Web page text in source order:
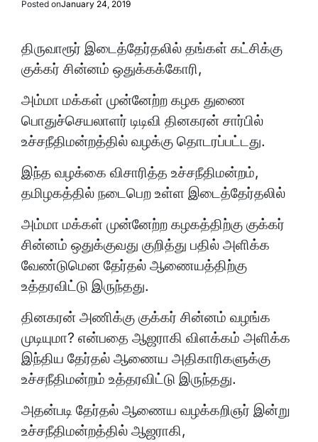
Posted onJanuary 24, 2019
திருவாரூர் இடைத்தேர்தலில் தங்கள் கட்சிக்கு
குக்கர் சின்னம் ஒதுக்கக்கோரி,
அம்மா மக்கள் முன்னேற்ற கழக துணை
பொதுச்செயலாளர் டிடிவி தினகரன் சார்பில்
உச்சநீதிமன்றத்தில் வழக்கு தொடரப்பட்டது.
இந்த வழக்கை விசாரித்த உச்சநீதிமன்றம்,
தமிழகத்தில் நடைபெற உள்ள இடைத்தேர்தலில்
அம்மா மக்கள் முன்னேற்ற கழகத்திற்கு குக்கர்
சின்னம் ஒதுக்குவது குறித்து பதில் அளிக்க
வேண்டுமென தேர்தல் ஆணையத்திற்கு
உத்தரவிட்டு இருந்தது.
தினகரன் அணிக்கு குக்கர் சின்னம் வழங்க
முடியுமா? என்பதை ஆஜராகி விளக்கம் அளிக்க
இந்திய தேர்தல் ஆணைய அதிகாரிகளுக்கு
உச்சநீதிமன்றம் உத்தரவிட்டு இருந்தது.
அதன்படி தேர்தல் ஆணைய வழக்கறிஞர் இன்று
உச்சநீதிமன்றத்தில் ஆஜராகி,